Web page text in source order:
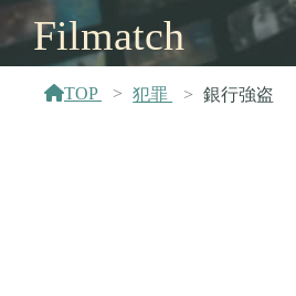
Filmatch
TOP 犯罪 銀行強盗